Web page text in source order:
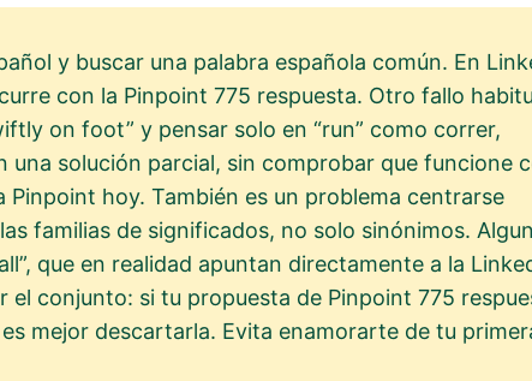
y buscar una palabra española común. En
con la Pinpoint 775 respuesta. Otro fallo
on foot” y pensar solo en “run” como correr,
solución parcial, sin comprobar que funcione
Pinpoint hoy. También es un problema centrarse
familias de significados, no solo sinónimos.
que en realidad apuntan directamente a la
conjunto: si tu propuesta de Pinpoint 775
mejor descartarla. Evita enamorarte de tu